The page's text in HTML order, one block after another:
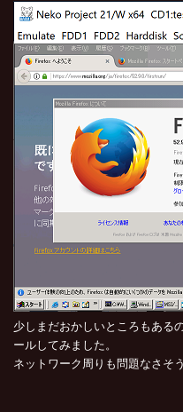
少しまだおかしいところもある
ールしてみました。
ネットワーク周りも問題なさそ